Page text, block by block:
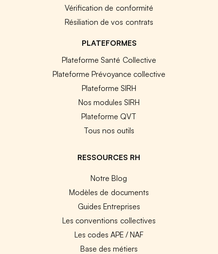
Vérification de conformité
Résiliation de vos contrats
PLATEFORMES
Plateforme Santé Collective
Plateforme Prévoyance collective
Plateforme SIRH
Nos modules SIRH
Plateforme QVT
Tous nos outils
RESSOURCES RH
Notre Blog
Modèles de documents
Guides Entreprises
Les conventions collectives
Les codes APE / NAF
Base des métiers